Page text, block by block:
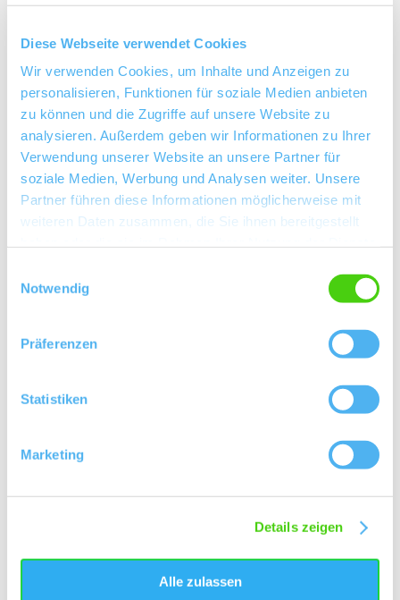
Diese Webseite verwendet Cookies
Wir verwenden Cookies, um Inhalte und Anzeigen zu
personalisieren, Funktionen für soziale Medien anbieten
zu können und die Zugriffe auf unsere Website zu
analysieren. Außerdem geben wir Informationen zu Ihrer
Verwendung unserer Website an unsere Partner für
soziale Medien, Werbung und Analysen weiter. Unsere
Partner führen diese Informationen möglicherweise mit
weiteren Daten zusammen, die Sie ihnen bereitgestellt
Notwendig
Präferenzen
Statistiken
Marketing
Details zeigen
Alle zulassen
Kloppbergblick Wonnegau-Strecke
Strecken 3 und 4 zu einer abwechslungsreichen und